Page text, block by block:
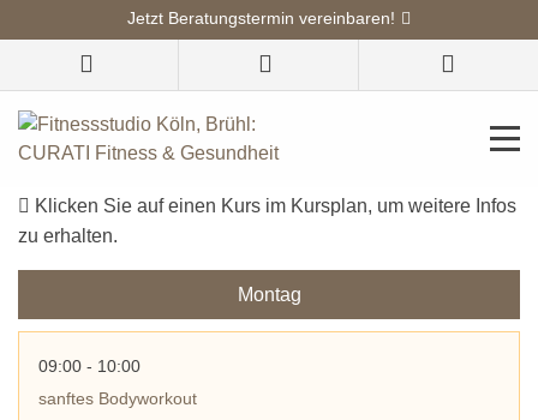
Jetzt Beratungstermin vereinbaren!
Unser Kursplan
im CURATI Fitnessstudio Köln Lövenich
Klicken Sie auf einen Kurs im Kursplan, um weitere Infos
zu erhalten.
Montag
09:00 - 10:00
sanftes Bodyworkout